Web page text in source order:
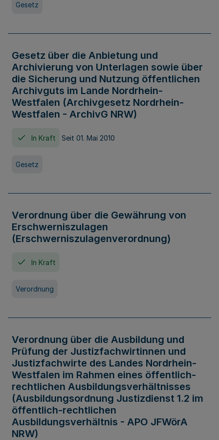
Gesetz
Gesetz über die Anbietung und
Archivierung von Unterlagen sowie über
die Sicherung und Nutzung öffentlichen
Archivguts im Lande Nordrhein-
Westfalen (Archivgesetz Nordrhein-
Westfalen - ArchivG NRW)
In Kraft Seit 01. Mai 2010
Gesetz
Verordnung über die Gewährung von
Erschwerniszulagen
(Erschwerniszulagenverordnung)
In Kraft
Verordnung
Verordnung über die Ausbildung und
Prüfung der Justizfachwirtinnen und
Justizfachwirte des Landes Nordrhein-
Westfalen im Rahmen eines öffentlich-
rechtlichen Ausbildungsverhältnisses
(Ausbildungsordnung Justizdienst 1.2 im
öffentlich-rechtlichen
Ausbildungsverhältnis - APO JFWörA
NRW)